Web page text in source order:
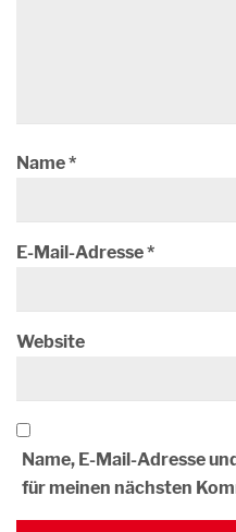
Name*
E-Mail-Adresse*
Website
Name, E-Mail-Adresse
für meinen nächsten